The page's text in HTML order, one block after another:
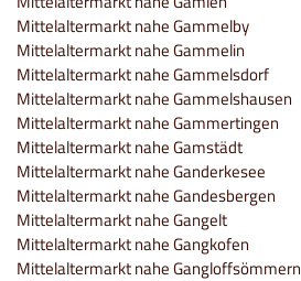
Mittelaltermarkt nahe Gammelby
Mittelaltermarkt nahe Gammelin
Mittelaltermarkt nahe Gammelsdorf
Mittelaltermarkt nahe Gammelshausen
Mittelaltermarkt nahe Gammertingen
Mittelaltermarkt nahe Gamstädt
Mittelaltermarkt nahe Ganderkesee
Mittelaltermarkt nahe Gandesbergen
Mittelaltermarkt nahe Gangelt
Mittelaltermarkt nahe Gangkofen
Mittelaltermarkt nahe Gangloffsömmern